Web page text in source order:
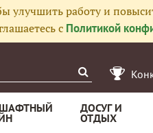
улучшить работу и
с Политикой
ДОСУГ И
ОТДЫХ